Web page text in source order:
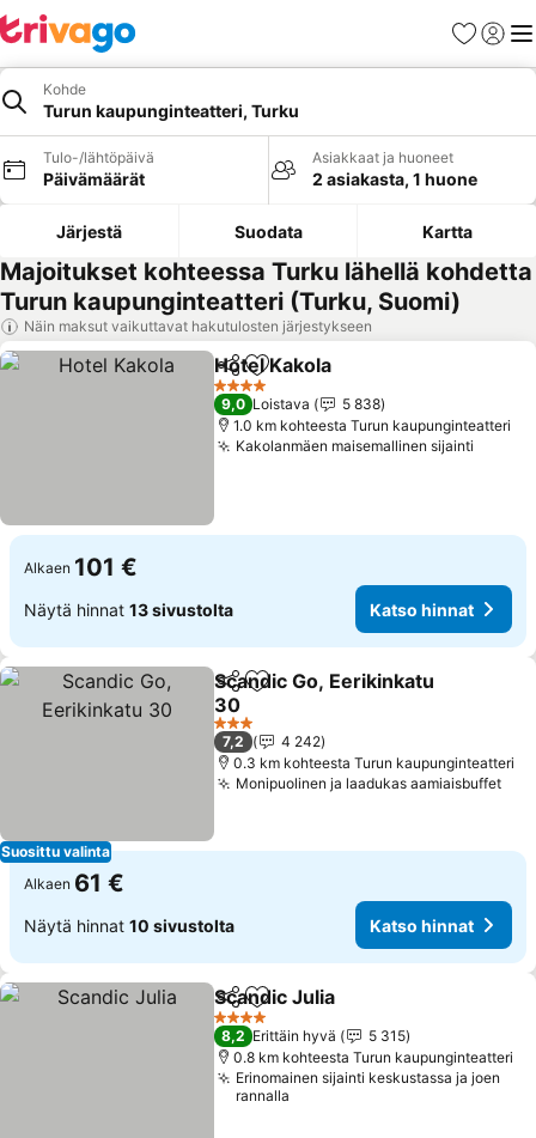
Suosikit
Kohde
Turun kaupunginteatteri, Turku
Tulo-/lähtöpäivä
Päivämäärät
Asiakkaat ja huoneet
2 asiakasta, 1 huone
Järjestä Suodata Kartta
Majoitukset kohteessa Turku lähellä kohdetta
Turun kaupunginteatteri (Turku, Suomi)
Näin maksut vaikuttavat hakutulosten järjestykseen
Jaa Lisää suosikkeihin
Hotel Kakola
4 Tähtiluokitus
9,0 Loistava
5 838
1.0 km kohteesta Turun kaupunginteatteri
Kakolanmäen maisemallinen sijainti
Alkaen 101 €
Näytä hinnat 13 sivustolta Katso hinnat
Suosittu valinta
Jaa Lisää suosikkeihin
Scandic Go, Eerikinkatu
30
Katso hinnat
3 Tähtiluokitus
7,2
4 242
0.3 km kohteesta Turun kaupunginteatteri
Monipuolinen ja laadukas aamiaisbuffet
Alkaen 61 €
Näytä hinnat 10 sivustolta Katso hinnat
Jaa Lisää suosikkeihin
Scandic Julia
4 Tähtiluokitus
8,2 Erittäin hyvä
5 315
0.8 km kohteesta Turun kaupunginteatteri
Erinomainen sijainti keskustassa ja joen
rannalla